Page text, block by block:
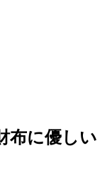
布に優しい